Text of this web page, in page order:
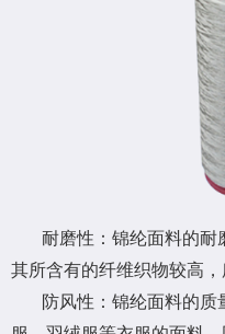
耐磨性：锦纶面料的耐
其所含有的纤维织物较高，
防风性：锦纶面料的质